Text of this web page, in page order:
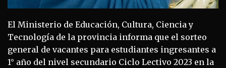
El Ministerio de Educación, Cultura, Ciencia y
Tecnología de la provincia informa que el sorteo
general de vacantes para estudiantes ingresantes a
1° año del nivel secundario Ciclo Lectivo 2023 en la